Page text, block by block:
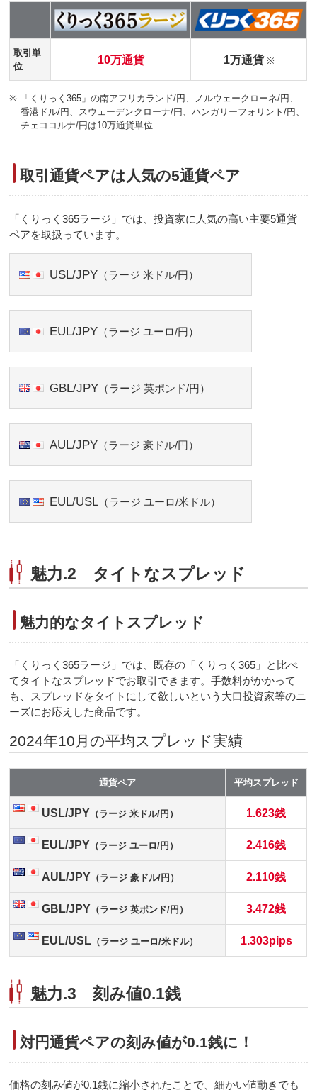
取引単
位
10万通貨 1万通貨※
※
「くりっく365」の南アフリカランド/円、ノルウェークローネ/円、
香港ドル/円、スウェーデンクローナ/円、ハンガリーフォリント/円、
チェココルナ/円は10万通貨単位
取引通貨ペアは人気の5通貨ペア
「くりっく365ラージ」では、投資家に人気の高い主要5通貨
ペアを取扱っています。
USL/JPY （ラージ 米ドル/円）
EUL/JPY （ラージ ユーロ/円）
GBL/JPY （ラージ 英ポンド/円）
AUL/JPY （ラージ 豪ドル/円）
EUL/USL （ラージ ユーロ/米ドル）
魅力.2 タイトなスプレッド
魅力的なタイトスプレッド
「くりっく365ラージ」では、既存の「くりっく365」と比べ
てタイトなスプレッドでお取引できます。手数料がかかって
も、スプレッドをタイトにして欲しいという大口投資家等のニ
ーズにお応えした商品です。
2024年10月の平均スプレッド実績
通貨ペア 平均スプレッド
USL/JPY （ラージ 米ドル/円） 1.623銭
EUL/JPY （ラージ ユーロ/円） 2.416銭
AUL/JPY （ラージ 豪ドル/円） 2.110銭
GBL/JPY （ラージ 英ポンド/円） 3.472銭
EUL/USL （ラージ ユーロ/米ドル） 1.303pips
魅力.3 刻み値0.1銭
対円通貨ペアの刻み値が0.1銭に！
価格の刻み値が0.1銭に縮小されたことで、細かい値動きでも